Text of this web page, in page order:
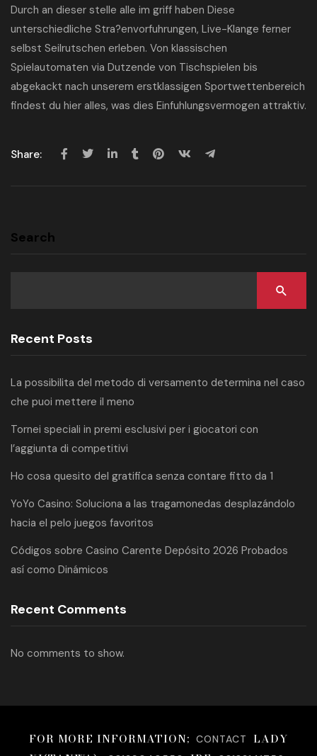
Durch an dieser stelle alle im griff haben Diese
unterschiedliche Stra?envorfuhrungen, Live-Klange ferner
selbst Seilrutschen erleben. Von klassischen
Spielautomaten via Dutzende von Tischspielen bis
abgekackt nach unserem erstklassigen Sportwettenbereich
findest du hier alles, was dies Einfuhlungsvermogen attraktiv.
Share:
Search
Recent Posts
La possibilita del metodo di versamento determina nel caso
che puoi mettere il meno
Tornei speciali in premi esclusivi per i giocatori con
l’aggiunta di competitivi
Ho cosa quesito del gratifica senza contare fitto da 1
YoYo Casino: Soluciona a las tragamonedas desplazándolo
hacia el pelo juegos favoritos
Códigos sobre Casino Carente Depósito 2026 Probados
así­ como Dinámicos
Recent Comments
No comments to show.
FOR MORE INFORMATION; CONTACT
LADY